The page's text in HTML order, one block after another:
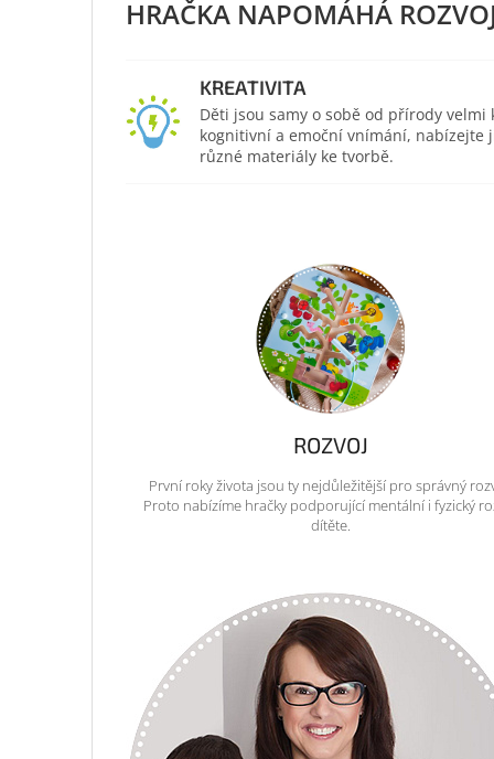
KREATIVITA
Děti jsou samy o sobě od přírody
kognitivní a emoční vnímání, nabízejte
různé materiály ke tvorbě.
ROZVOJ
První roky života jsou ty nejdůležitější pro správný
Proto nabízíme hračky podporující mentální i fyzický
dítěte.